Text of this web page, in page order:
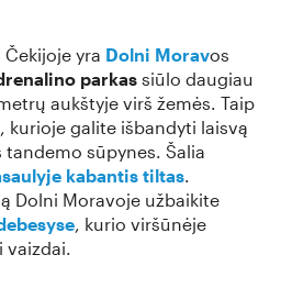
yra Dolni Moravos
parkas siūlo daugiau
aukštyje virš žemės. Taip
kurioje galite išbandyti laisvą
sūpynes. Šalia
kabantis tiltas.
Dolni Moravoje užbaikite
, kurio viršūnėje
vaizdai.